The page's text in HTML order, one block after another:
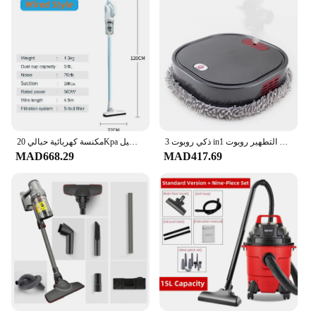
مكنسة كهربائية حبالي 20Kpa قوة شفط 600 واط موتور عصا يده مكنسة كهربائية للمنزل بيت شعر الحيوانات الأليفة السجاد الاتحاد الأوروبي التوصيل
MAD668.29
ذكي روبوت 3 in1 الجاف الرطب الاجتياح ممسحة جهاز آلي لتنظيف الأتربة قابلة للشحن الذكية التطهير روبوت رذاذ الأنظف المنزل التطهير روبوت
MAD417.69